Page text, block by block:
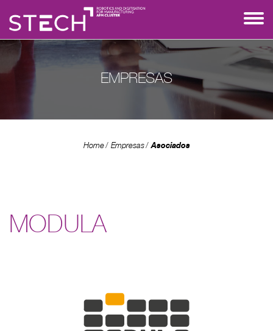
EMPRESAS
Home Empresas Asociados
MODULA